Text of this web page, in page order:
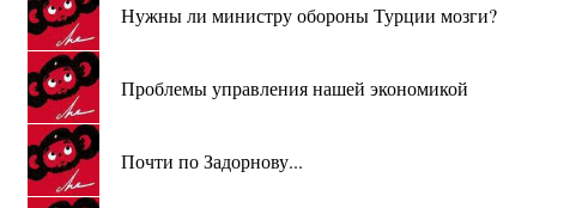
Нужны ли министру обороны Турции мозги?
Проблемы управления нашей экономикой
Почти по Задорнову...